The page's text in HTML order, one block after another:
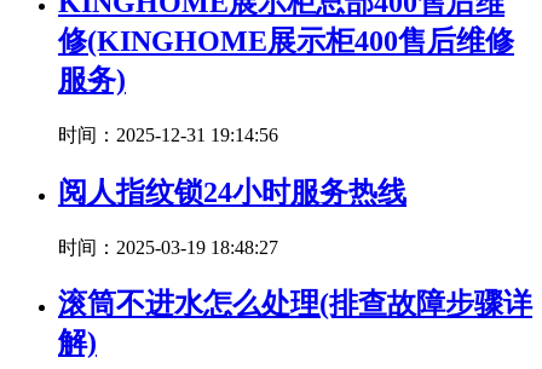
修(KINGHOME展示柜400售后维修
服务)
时间：2025-12-31 19:14:56
阅人指纹锁24小时服务热线
时间：2025-03-19 18:48:27
滚筒不进水怎么处理(排查故障步骤详
解)